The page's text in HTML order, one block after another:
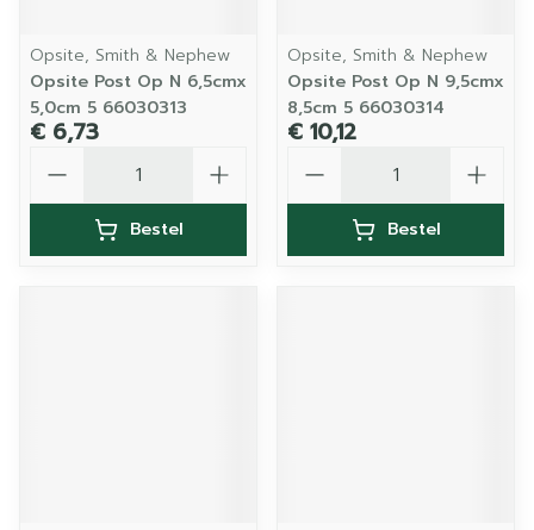
Opsite, Smith & Nephew
Opsite Post Op N 6,5cmx
5,0cm 5 66030313
€ 6,73
Bestel
Opsite, Smith & Nephew
Opsite Post Op N 9,5cmx
8,5cm 5 66030314
€ 10,12
Bestel